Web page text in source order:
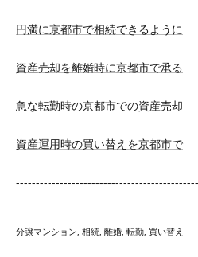
円満に京都市で相続できるように
資産売却を離婚時に京都市で承る
急な転勤時の京都市での資産売却
資産運用時の買い替えを京都市で
分譲マンション 相続 離婚 転勤 買い替え